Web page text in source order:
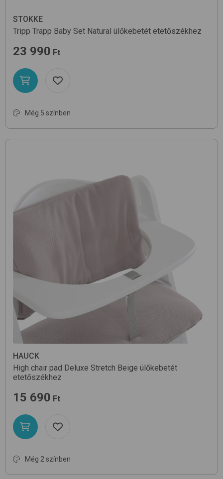
STOKKE
Tripp Trapp Baby Set Natural ülőkebetét etetőszékhez
23 990 Ft
Még 5 színben
HAUCK
High chair pad Deluxe Stretch Beige ülőkebetét
etetőszékhez
15 690 Ft
Még 2 színben